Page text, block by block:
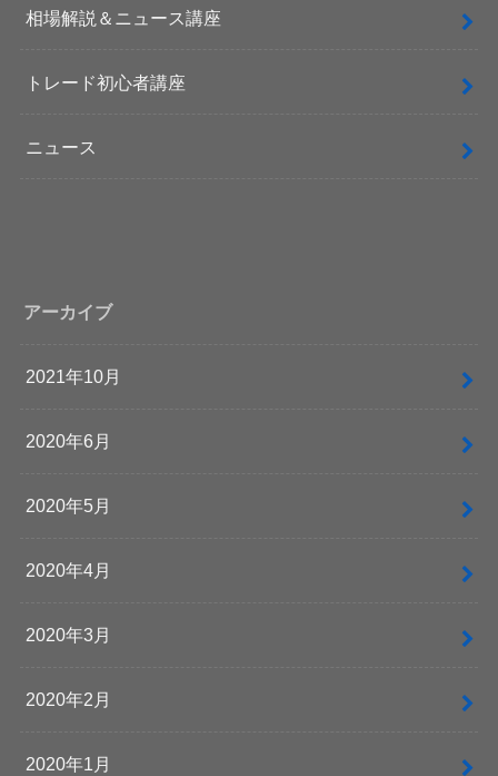
相場解説＆ニュース講座
トレード初心者講座
ニュース
アーカイブ
2021年10月
2020年6月
2020年5月
2020年4月
2020年3月
2020年2月
2020年1月